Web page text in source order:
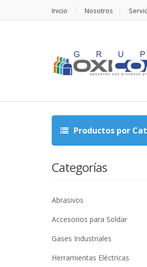
Inicio Nosotros
Productos por
Categorías
Abrasivos
Accesorios para Soldar
Gases Industriales
Herramientas Eléctricas